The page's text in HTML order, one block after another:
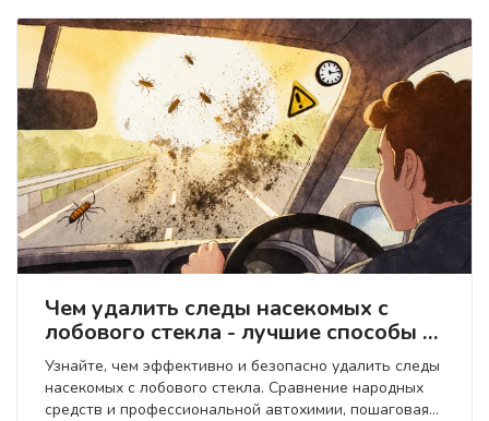
Чем удалить следы насекомых с
лобового стекла - лучшие способы и
что не стоит делать
Узнайте, чем эффективно и безопасно удалить следы
насекомых с лобового стекла. Сравнение народных
средств и профессиональной автохимии, пошаговая